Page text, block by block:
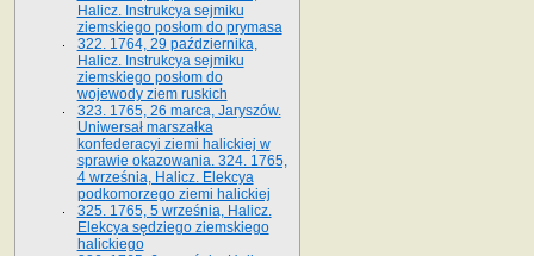
Halicz. Instrukcya sejmiku
ziemskiego posłom do prymasa
322. 1764, 29 października,
Halicz. Instrukcya sejmiku
ziemskiego posłom do
wojewody ziem ruskich
323. 1765, 26 marca, Jaryszów.
Uniwersał marszałka
konfederacyi ziemi halickiej w
sprawie okazowania. 324. 1765,
4 września, Halicz. Elekcya
podkomorzego ziemi halickiej
325. 1765, 5 września, Halicz.
Elekcya sędziego ziemskiego
halickiego